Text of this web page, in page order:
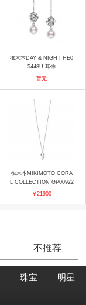
御木本DAY & NIGHT HE0
5448U 耳饰
暂无
御木本MIKIMOTO CORA
L COLLECTION GP00922
U 项链
￥21900
不推荐
珠宝 明星